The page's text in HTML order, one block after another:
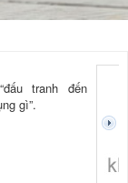
tranh đến
gì”.